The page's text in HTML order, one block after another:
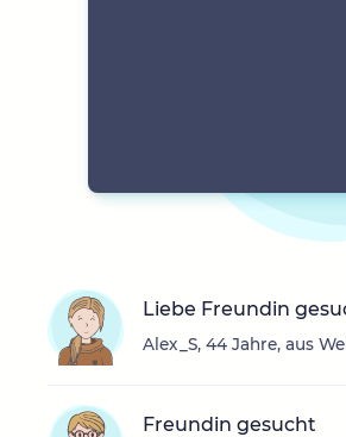
Liebe Freundin
Alex_S, 44 Jahre, aus
Freundin gesucht